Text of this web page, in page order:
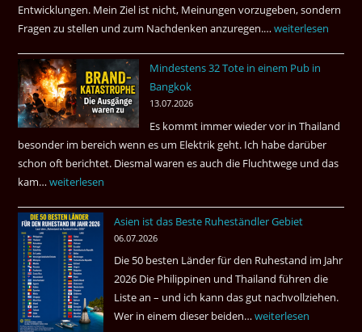
Entwicklungen. Mein Ziel ist nicht, Meinungen vorzugeben, sondern
Fragen zu stellen und zum Nachdenken anzuregen.…Russland
Was
können?
|
Helmut
fragt
weiterlesen
Mindestens 32 Tote in einem Pub in
Bangkok
13.07.2026
Es kommt immer wieder vor in Thailand
besonder im bereich wenn es um Elektrik geht. Ich habe darüber
schon oft berichtet. Diesmal waren es auch die Fluchtwege und das
kam…Mindestens
Tote
einem
Pub
Bangkok
weiterlesen
Asien ist das Beste Ruheständler Gebiet
06.07.2026
Die 50 besten Länder für den Ruhestand im Jahr
2026 Die Philippinen und Thailand führen die
Liste an – und ich kann das gut nachvollziehen.
Wer in einem dieser beiden…Asien
weiterlesen